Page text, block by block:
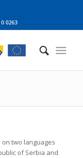
0263
two languages
of Serbia and